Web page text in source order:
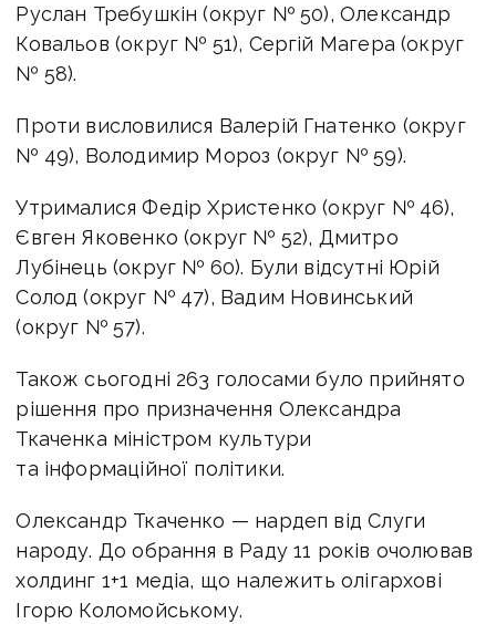
Руслан Требушкін (округ № 50), Олександр
Ковальов (округ № 51), Сергій Магера (округ
№ 58).
Проти висловилися Валерій Гнатенко (округ
№ 49), Володимир Мороз (округ № 59).
Утрималися Федір Христенко (округ № 46),
Євген Яковенко (округ № 52), Дмитро
Лубінець (округ № 60). Були відсутні Юрій
Солод (округ № 47), Вадим Новинський
(округ № 57).
Також сьогодні 263 голосами було прийнято
рішення про призначення Олександра
Ткаченка міністром культури
та інформаційної політики.
Олександр Ткаченко — нардеп від Слуги
народу. До обрання в Раду 11 років очолював
холдинг 1+1 медіа, що належить олігархові
Ігорю Коломойському.